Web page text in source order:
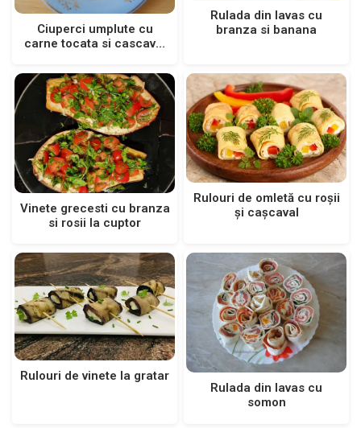
Ciuperci umplute cu
carne tocata si cascaval
Rulada din lavas cu
branza si banana
Vinete grecesti cu branza
si rosii la cuptor
Rulouri de omletă cu roșii
și cașcaval
Rulouri de vinete la gratar
Rulada din lavas cu
somon